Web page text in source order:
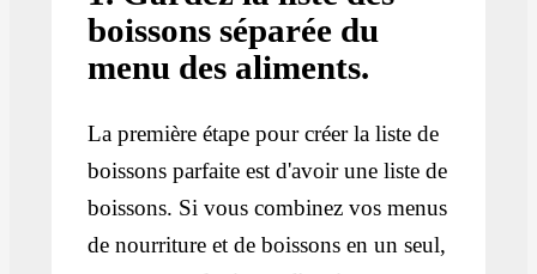
boissons séparée du
menu des aliments.
La première étape pour créer la liste de
boissons parfaite est d'avoir une liste de
boissons. Si vous combinez vos menus
de nourriture et de boissons en un seul,